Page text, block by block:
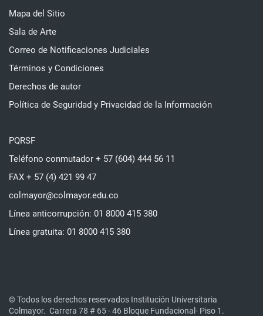
Mapa del Sitio
Sala de Arte
Correo de Notificaciones Judiciales
Términos y Condiciones
Derechos de autor
Política de Seguridad y Privacidad de la Información
PQRSF
Teléfono conmutador + 57 (604) 444 56 11
FAX + 57 (4) 421 99 47
colmayor@colmayor.edu.co
Línea anticorrupción: 01 8000 415 380
Línea gratuita: 01 8000 415 380
© Todos los derechos reservados Institución Universitaria
Colmayor. Carrera 78 # 65 - 46 Bloque Fundacional- Piso 1.